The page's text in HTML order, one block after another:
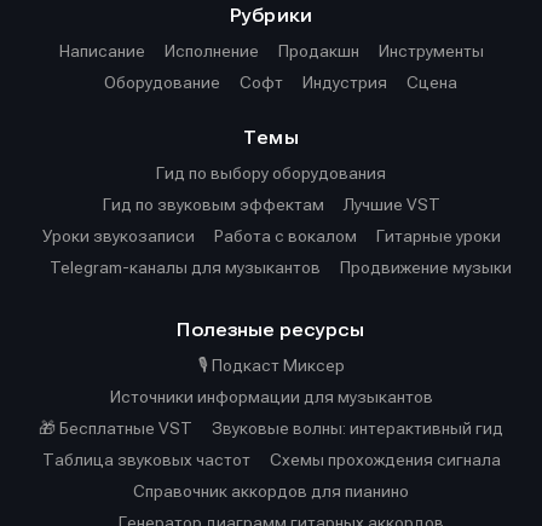
Рубрики
Написание
Исполнение Продакшн
Инструменты
Оборудование
Софт Индустрия Сцена
Темы
Гид по выбору оборудования
Гид по звуковым эффектам
Лучшие VST
Уроки звукозаписи
Работа с вокалом
Гитарные уроки
Telegram-каналы для музыкантов
Продвижение музыки
Полезные ресурсы
🎙️ Подкаст Миксер
Источники информации для музыкантов
🎁 Бесплатные VST
Звуковые волны: интерактивный гид
Таблица звуковых частот
Cхемы прохождения сигнала
Справочник аккордов для пианино